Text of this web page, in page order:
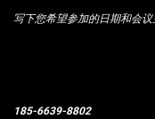
写下您希望参加的日期和会
185-6639-8802